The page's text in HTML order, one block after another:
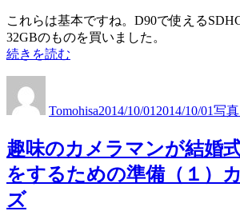
ド
ThumbFan
Keyboard
リ
ス。
技
術
要
語
キ
ー
ボ
ThumbFan
を
リ
リ
これらは基本ですね。D90で使える
32GBのものを買いました。
“趣
カ
ラ
マ
ン
が
結
続きを読む
者
Tomohisa日:
2014/10/01 2014/10/01ゴ
ー
写真
趣味のカメラマンが結婚
をするための準備（１）
ズ